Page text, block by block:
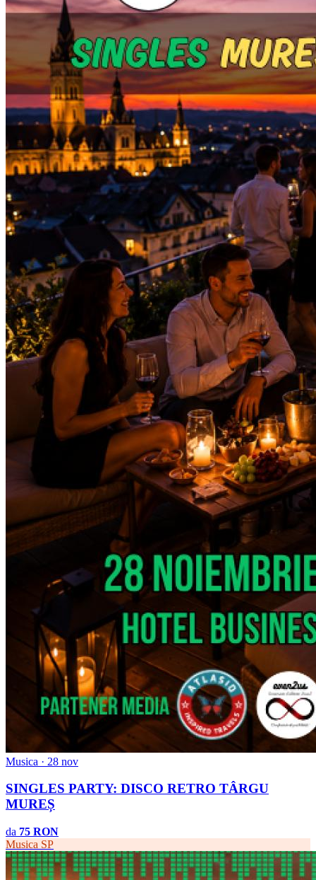
Musica · 28 nov
SINGLES PARTY: DISCO RETRO TÂRGU
MUREȘ
da 75 RON
Musica SP